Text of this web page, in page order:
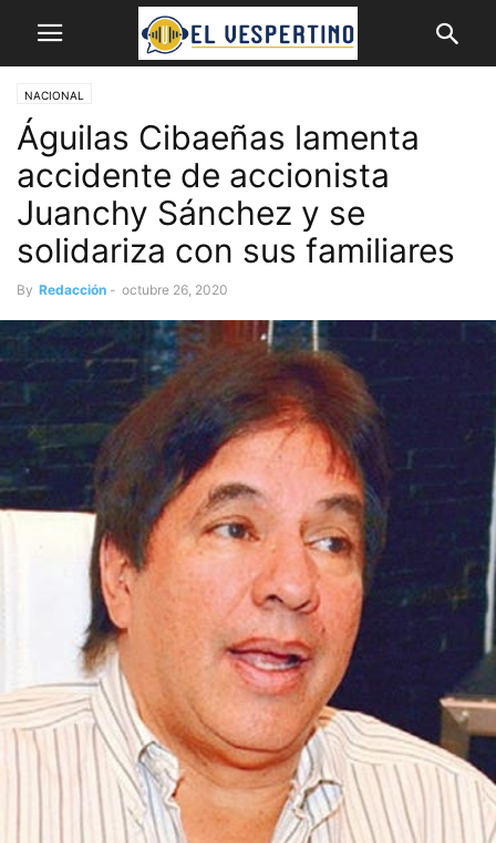
NACIONAL
Águilas Cibaeñas lamenta
accidente de accionista
Juanchy Sánchez y se
solidariza con sus familiares
By Redacción - octubre 26, 2020